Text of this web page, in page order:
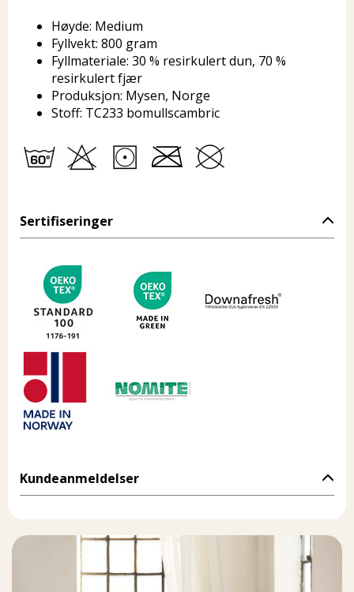
Høyde: Medium
Fyllvekt: 800 gram
Fyllmateriale: 30 % resirkulert dun, 70 %
resirkulert fjær
Produksjon: Mysen, Norge
Stoff: TC233 bomullscambric
Sertifiseringer
Kundeanmeldelser